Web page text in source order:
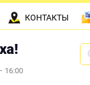
16:00
КОНТАКТЫ